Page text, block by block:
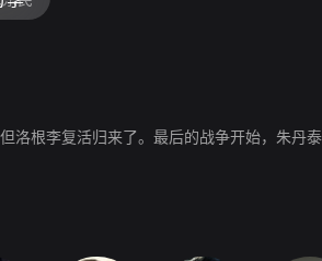
洛根李复活归来了。最后的战争开始，朱丹